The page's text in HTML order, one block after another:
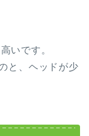
いです。
と、ヘッドが少